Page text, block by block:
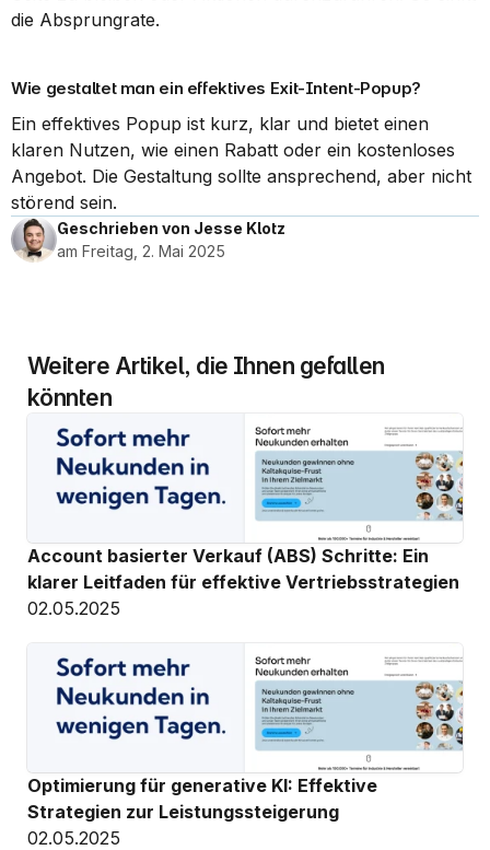
die Absprungrate.
Wie gestaltet man ein effektives Exit-Intent-Popup?
Ein effektives Popup ist kurz, klar und bietet einen
klaren Nutzen, wie einen Rabatt oder ein kostenloses
Angebot. Die Gestaltung sollte ansprechend, aber nicht
störend sein.
Geschrieben von Jesse Klotz
am Freitag, 2. Mai 2025
Weitere Artikel, die Ihnen gefallen
könnten
Account basierter Verkauf (ABS) Schritte: Ein
klarer Leitfaden für effektive Vertriebsstrategien
02.05.2025
Optimierung für generative KI: Effektive
Strategien zur Leistungssteigerung
02.05.2025